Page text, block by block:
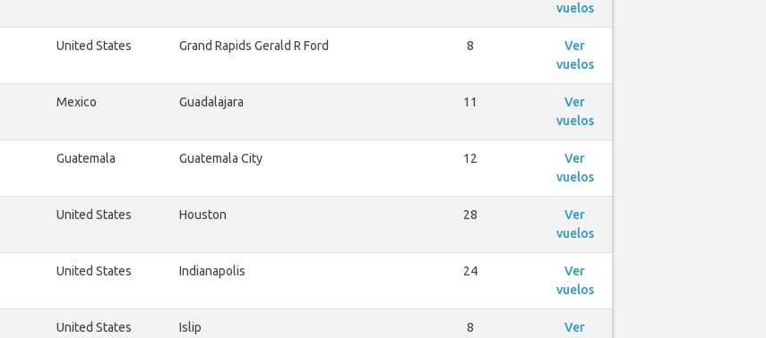
vuelos
United States Grand Rapids Gerald R Ford 8
Ver
vuelos
Mexico Guadalajara 11
Ver
vuelos
Guatemala Guatemala City 12
Ver
vuelos
United States Houston 28
Ver
vuelos
United States Indianapolis 24
Ver
vuelos
United States Islip 8
Ver